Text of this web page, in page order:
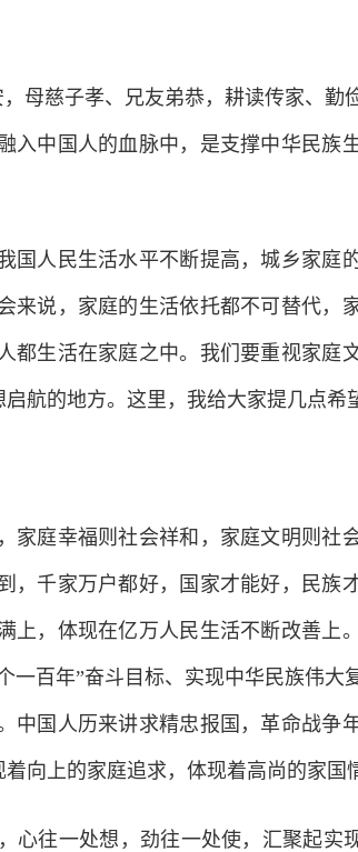
慈子孝、兄友弟恭，耕读传家、勤
中国人的血脉中，是支撑中华民族
人民生活水平不断提高，城乡家庭
说，家庭的生活依托都不可替代，
生活在家庭之中。我们要重视家庭
航的地方。这里，我给大家提几点希
庭幸福则社会祥和，家庭文明则社
千家万户都好，国家才能好，民族
，体现在亿万人民生活不断改善上
百年”奋斗目标、实现中华民族伟大
国人历来讲求精忠报国，革命战争
向上的家庭追求，体现着高尚的家国
往一处想，劲往一处使，汇聚起实